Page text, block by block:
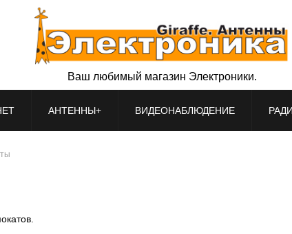
Ваш любимый магазин Электроники.
АНТЕННЫ+ ВИДЕОНАБЛЮДЕНИЕ